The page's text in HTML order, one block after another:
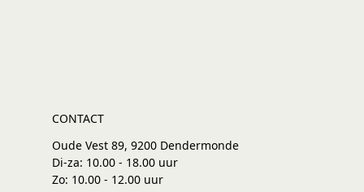
CONTACT
Oude Vest 89, 9200 Dendermonde
Di-za: 10.00 - 18.00 uur
Zo: 10.00 - 12.00 uur